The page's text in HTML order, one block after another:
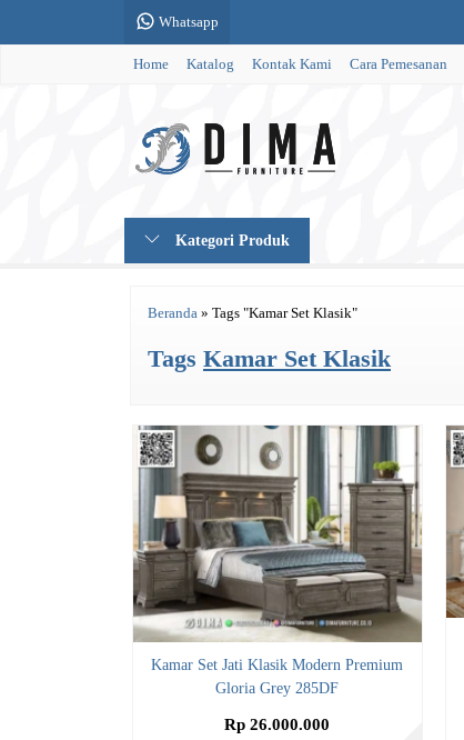
Whatsapp
Home Katalog Kontak Kami Cara Pemesanan
Kategori Produk
Beranda » Tags "Kamar Set Klasik"
Tags Kamar Set Klasik
Kamar Set Jati Klasik Modern Premium
Gloria Grey 285DF
Rp 26.000.000